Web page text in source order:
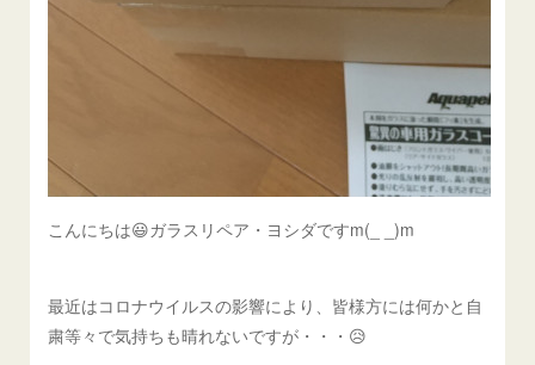
こんにちは😃ガラスリペア・ヨシダですm(_ _)m
最近はコロナウイルスの影響により、皆様方には何かと自
粛等々で気持ちも晴れないですが・・・😥